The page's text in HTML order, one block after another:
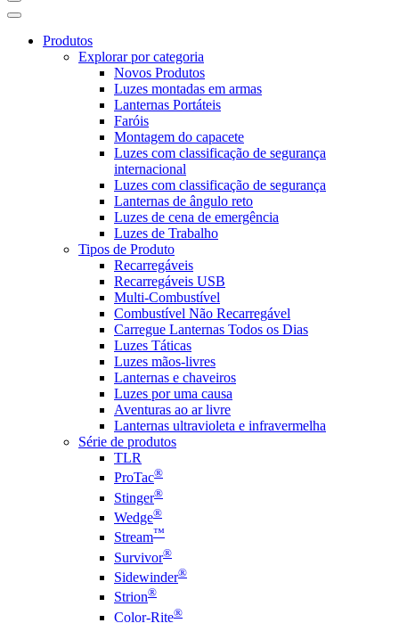
Produtos
Explorar por categoria
Novos Produtos
Luzes montadas em armas
Lanternas Portáteis
Faróis
Montagem do capacete
Luzes com classificação de segurança
internacional
Luzes com classificação de segurança
Lanternas de ângulo reto
Luzes de cena de emergência
Luzes de Trabalho
Tipos de Produto
Recarregáveis
Recarregáveis USB
Multi-Combustível
Combustível Não Recarregável
Carregue Lanternas Todos os Dias
Luzes Táticas
Luzes mãos-livres
Lanternas e chaveiros
Luzes por uma causa
Aventuras ao ar livre
Lanternas ultravioleta e infravermelha
Série de produtos
TLR
ProTac®
Stinger®
Wedge®
Stream™
Survivor®
Sidewinder®
Strion®
Color-Rite®